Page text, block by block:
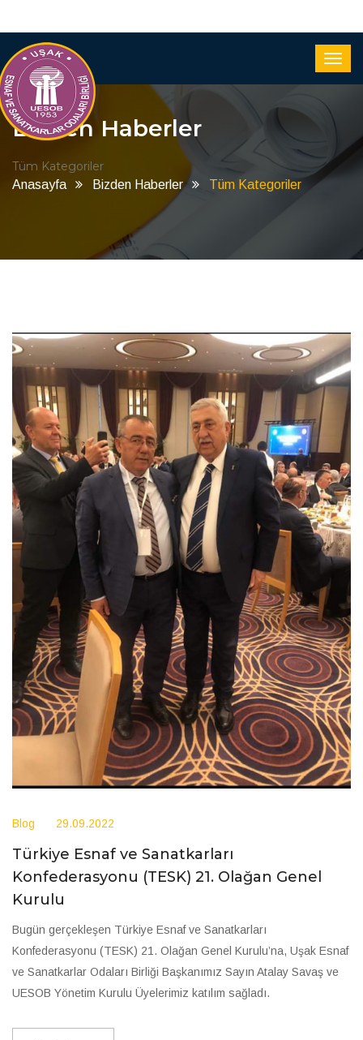
Bizden Haberler
Tüm Kategoriler
Anasayfa Bizden Haberler Tüm Kategoriler
Blog 29.09.2022
Türkiye Esnaf ve Sanatkarları
Konfederasyonu (TESK) 21. Olağan Genel
Kurulu
Bugün gerçekleşen Türkiye Esnaf ve Sanatkarları
Konfederasyonu (TESK) 21. Olağan Genel Kurulu’na, Uşak Esnaf
ve Sanatkarlar Odaları Birliği Başkanımız Sayın Atalay Savaş ve
UESOB Yönetim Kurulu Üyelerimiz katılım sağladı.